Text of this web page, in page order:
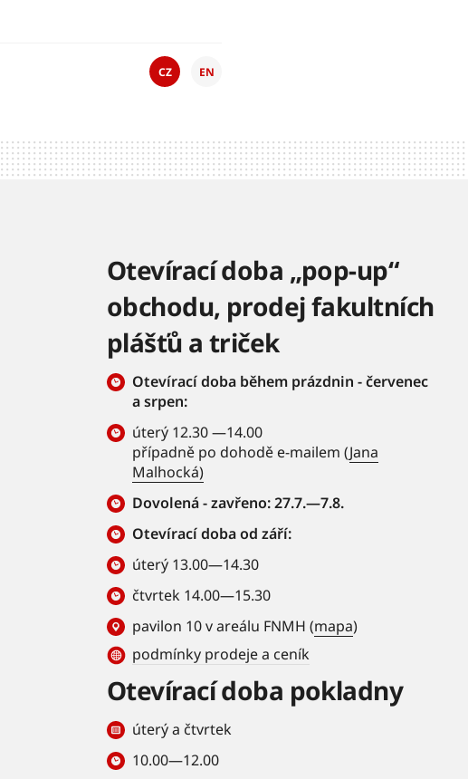
CZ EN
Otevírací doba „pop-up“
obchodu, prodej fakultních
plášťů a triček
Otevírací doba během prázdnin - červenec
a srpen:
úterý 12.30 —14.00
případně po dohodě e-mailem (Jana
Malhocká)
Dovolená - zavřeno: 27.7.—7.8.
Otevírací doba od září:
úterý 13.00—14.30
čtvrtek 14.00—15.30
pavilon 10 v areálu FNMH (mapa)
podmínky prodeje a ceník
Otevírací doba pokladny
úterý a čtvrtek
10.00—12.00